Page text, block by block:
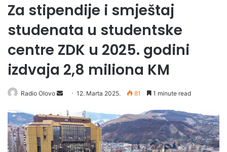
Za stipendije i smještaj
studenata u studentske
centre ZDK u 2025. godini
izdvaja 2,8 miliona KM
Radio Olovo
n
d
a
12. Marta 2025. 81 1 minute read